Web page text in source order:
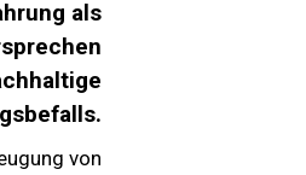
als
von